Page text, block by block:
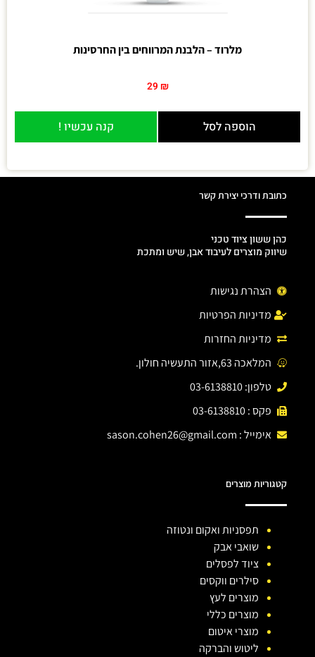
מלרוד – הלבנת המרווחים בין החרסינות
29 ₪
הוספה לסל קנה עכשיו !
כתובת ודרכי יצירת קשר
כהן ששון ציוד טכני
שיווק מוצרים לעיבוד אבן, שיש ומתכת
הצהרת נגישות
מדיניות הפרטיות
מדיניות החזרות
המלאכה 63,אזור התעשיה חולון.
טלפון: 03-6138810
פקס : 03-6138810
אימייל : sason.cohen26@gmail.com
קטגוריות מוצרים
תפסניות ואקום ונטוזה
שואבי אבק
ציוד לפסלים
סילרים ווקסים
מוצרים לעץ
מוצרים כללי
מוצרי איטום
ליטוש והברקה